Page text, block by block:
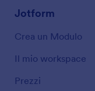
Jotform
Crea un Modulo
Il mio workspace
Prezzi